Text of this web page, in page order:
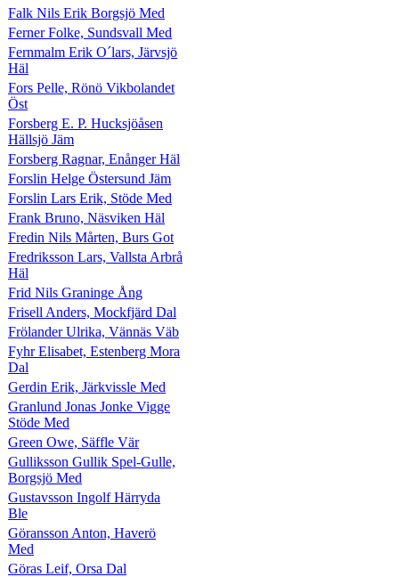
Falk Nils Erik Borgsjö Med
Ferner Folke, Sundsvall Med
Fernmalm Erik O´lars, Järvsjö
Häl
Fors Pelle, Rönö Vikbolandet
Öst
Forsberg E. P. Hucksjöåsen
Hällsjö Jäm
Forsberg Ragnar, Enånger Häl
Forslin Helge Östersund Jäm
Forslin Lars Erik, Stöde Med
Frank Bruno, Näsviken Häl
Fredin Nils Mårten, Burs Got
Fredriksson Lars, Vallsta Arbrå
Häl
Frid Nils Graninge Ång
Frisell Anders, Mockfjärd Dal
Frölander Ulrika, Vännäs Väb
Fyhr Elisabet, Estenberg Mora
Dal
Gerdin Erik, Järkvissle Med
Granlund Jonas Jonke Vigge
Stöde Med
Green Owe, Säffle Vär
Gulliksson Gullik Spel-Gulle,
Borgsjö Med
Gustavsson Ingolf Härryda
Ble
Göransson Anton, Haverö
Med
Göras Leif, Orsa Dal